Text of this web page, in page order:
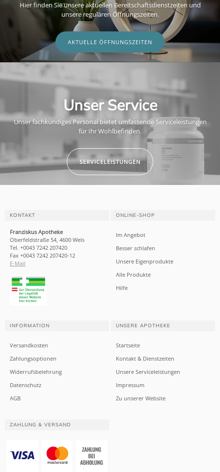
Hier finden Sie unsere aktuellen Bereitschaftsdienstzeiten und
unsere regulären Öffnungszeiten.
AKTUELLE ÖFFNUNGSZEITEN
Unser Service
Unser fachkundiges Personal bietet umfassende Serviceleistungen
für Ihr Wohlbefinden.
SERVICELEISTUNGEN
KONTAKT
Franziskus Apotheke
Oberfeldstraße 54, 4600 Wels
Tel. +0043 7242 207420
Fax +0043 7242 207420-12
E-Mail
ONLINE-SHOP
Im Angebot
Besser schlafen
Unsere Eigenprodukte
Alle Produkte
Hilfe
INFORMATION
Versandkosten
Zahlungsoptionen
Widerrufsbelehrung
Datenschutz
AGB
UNSERE APOTHEKE
Startseite
Kontakt & Dienstzeiten
Unsere Serviceleistungen
Impressum
Zu unserer Website
ZAHLUNG & VERSAND